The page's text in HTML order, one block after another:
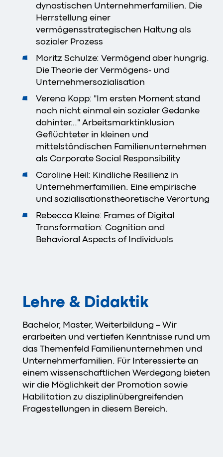
dynastischen Unternehmerfamilien. Die
Herrstellung einer
vermögensstrategischen Haltung als
sozialer Prozess
Moritz Schulze: Vermögend aber hungrig.
Die Theorie der Vermögens- und
Unternehmersozialisation
Verena Kopp: "Im ersten Moment stand
noch nicht einmal ein sozialer Gedanke
dahinter…" Arbeitsmarktinklusion
Geflüchteter in kleinen und
mittelständischen Familienunternehmen
als Corporate Social Responsibility
Caroline Heil: Kindliche Resilienz in
Unternehmerfamilien. Eine empirische
und sozialisationstheoretische Verortung
Rebecca Kleine: Frames of Digital
Transformation: Cognition and
Behavioral Aspects of Individuals
Lehre & Didaktik
Bachelor, Master, Weiterbildung – Wir
erarbeiten und vertiefen Kenntnisse rund um
das Themenfeld Familienunternehmen und
Unternehmerfamilien. Für Interessierte an
einem wissenschaftlichen Werdegang bieten
wir die Möglichkeit der Promotion sowie
Habilitation zu disziplinübergreifenden
Fragestellungen in diesem Bereich.